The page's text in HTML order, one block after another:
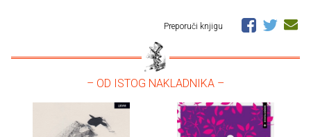
Preporuči knjigu
– OD ISTOG NAKLADNIKA –